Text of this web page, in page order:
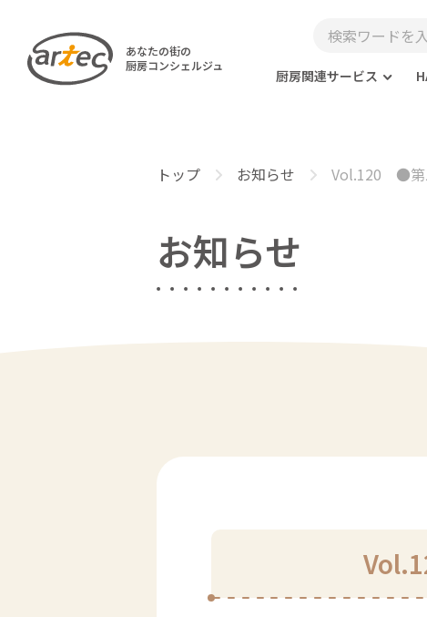
あなたの街の
厨房コンシェルジュ
厨房関連サービス
トップ お知らせ Vol.120 ●第
お知らせ